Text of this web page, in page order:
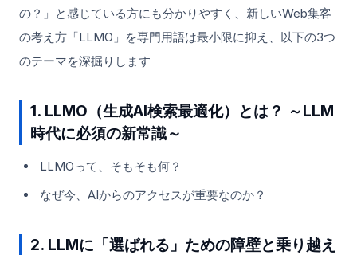
の？」と感じている方にも分かりやすく、新しいWeb集客
の考え方「LLMO」を専門用語は最小限に抑え、以下の3つ
のテーマを深掘りします
1. LLMO（生成AI検索最適化）とは？ ～LLM
時代に必須の新常識～
LLMOって、そもそも何？
なぜ今、AIからのアクセスが重要なのか？
2. LLMに「選ばれる」ための障壁と乗り越え